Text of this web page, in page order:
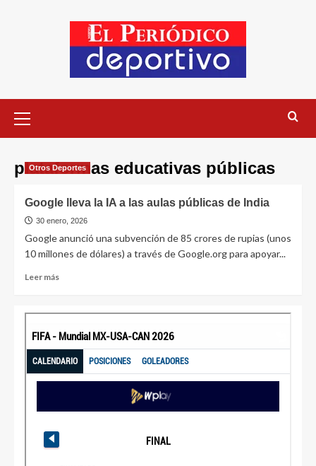
plataformas educativas públicas
Otros Deportes
Google lleva la IA a las aulas públicas de India
30 enero, 2026
Google anunció una subvención de 85 crores de rupias (unos
10 millones de dólares) a través de Google.org para apoyar...
Leer más